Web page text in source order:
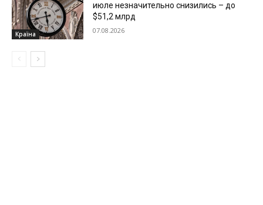
Країна
июле незначительно снизились – до
$51,2 млрд
07.08.2026